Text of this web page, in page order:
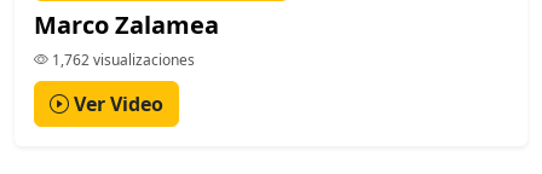
Marco Zalamea
1,762 visualizaciones
Ver Video